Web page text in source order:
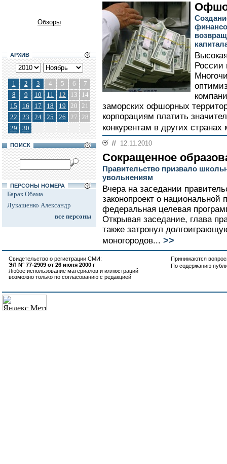
Обзоры
АРХИВ
1 2 3 4 5 6
7
8
9 10 11 12 13
14
15
16 17 18 19 20 21
22
23 24 25 26 27 28
29
30
ПОИСК
ПЕРСОНЫ НОМЕРА
Барак Обама
Лукашенко Александр
все персоны
России
заморских офшорных
корпорациям платить
конкурентам в других
// 12.11.2010
Сокращенное
Правительство призвало
увольнениям
Вчера на заседании
законопроект о
федеральная целевая
Открывая заседание, глава
также затронул
моногородов... >>
Свидетельство о регистрации СМИ:
ЭЛ N° 77-2909 от 26 июня 2000 г
Любое использование материалов и иллюстраций
возможно только по согласованию с редакцией
Принимаются
По содержанию